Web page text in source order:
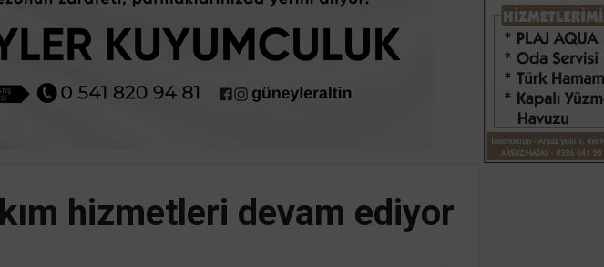
hizmetleri devam ediyor